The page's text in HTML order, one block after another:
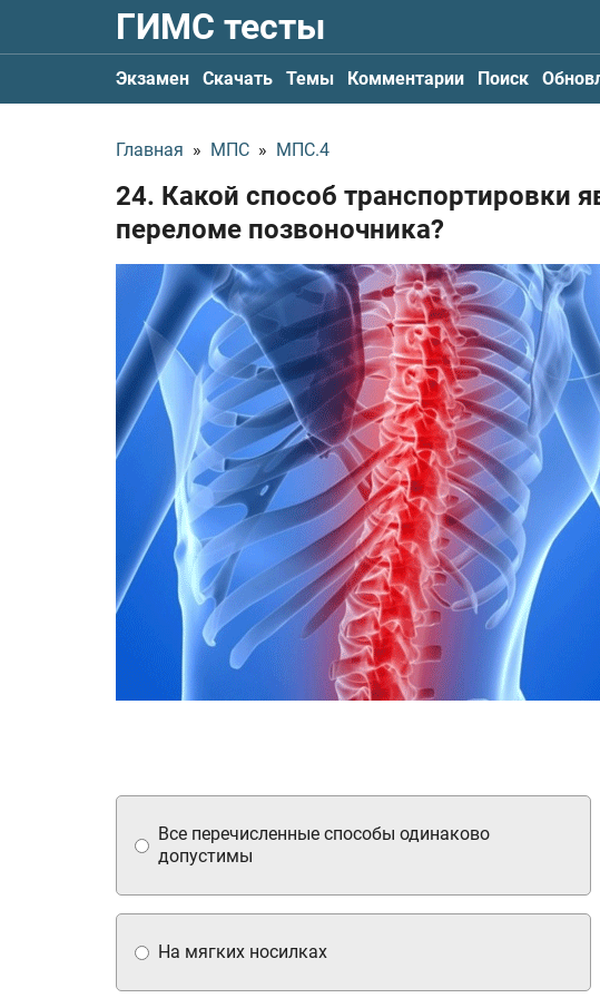
ГИМС тесты
Экзамен Скачать Темы Комментарии Поиск
Главная » МПС » МПС.4
24. Какой способ транспортировки
переломе позвоночника?
На мягких носилках
Все перечисленные способы одинаково
допустимы